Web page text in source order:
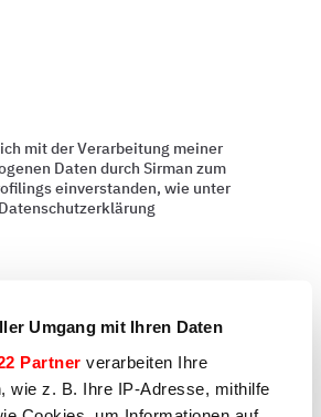
Umgang mit Ihren Daten
Partner verarbeiten Ihre
wie z. B. Ihre IP-Adresse, mithilfe
mit der Verarbeitung meiner
Daten durch Sirman zum
einverstanden, wie unter
Absenden